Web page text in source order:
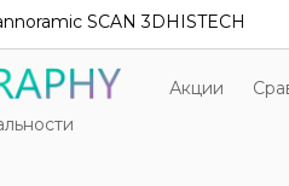
SCAN 3DHISTECH
Акции